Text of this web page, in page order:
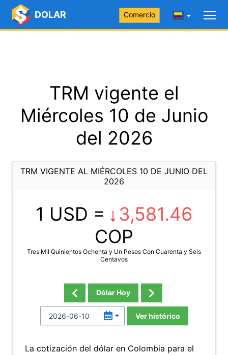
DOLAR Comercio
TRM vigente el
Miércoles 10 de Junio
del 2026
TRM VIGENTE AL MIÉRCOLES 10 DE JUNIO DEL
2026
1 USD =
3,581.46
COP
Tres Mil Quinientos Ochenta y Un Pesos Con Cuarenta y Seis
Centavos
Dólar Hoy
Ver histórico
La cotización del dólar en Colombia para el